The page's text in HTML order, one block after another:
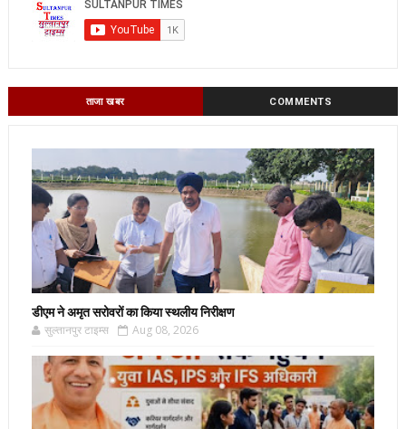
ताजा खबर COMMENTS
डीएम ने अमृत सरोवरों का किया स्थलीय निरीक्षण
सुल्तानपुर टाइम्स Aug 08, 2026